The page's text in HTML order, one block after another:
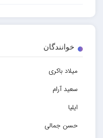
خوانندگان
میلاد باکری
سعید آرام
ایلیا
حسن جمالی